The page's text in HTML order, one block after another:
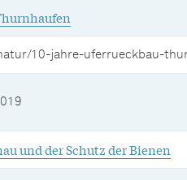
10-jahre-uferrueckbau-
und der Schutz der Bienen